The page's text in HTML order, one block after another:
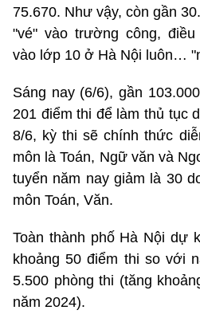
75.670. Như vậy, còn gần
"vé" vào trường công,
vào lớp 10 ở Hà Nội luôn…
Sáng nay (6/6), gần
201 điểm thi để làm thủ tục
8/6, kỳ thi sẽ chính thức
môn là Toán, Ngữ văn và
tuyển năm nay giảm là 30
môn Toán, Văn.
Toàn thành phố Hà Nội dự
khoảng 50 điểm thi so với
5.500 phòng thi (tăng
năm 2024).